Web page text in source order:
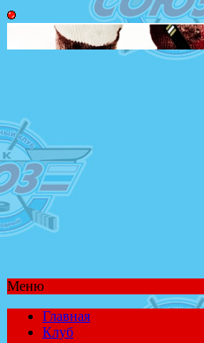
Меню
Главная
Клуб